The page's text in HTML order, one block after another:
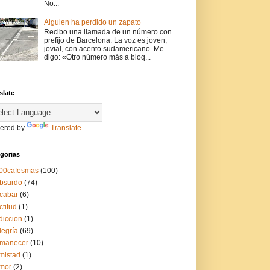
No...
Alguien ha perdido un zapato
Recibo una llamada de un número con
prefijo de Barcelona. La voz es joven,
jovial, con acento sudamericano. Me
digo: «Otro número más a bloq...
by Translate
(100)
(74)
(6)
(1)
(1)
(69)
(10)
(1)
(2)